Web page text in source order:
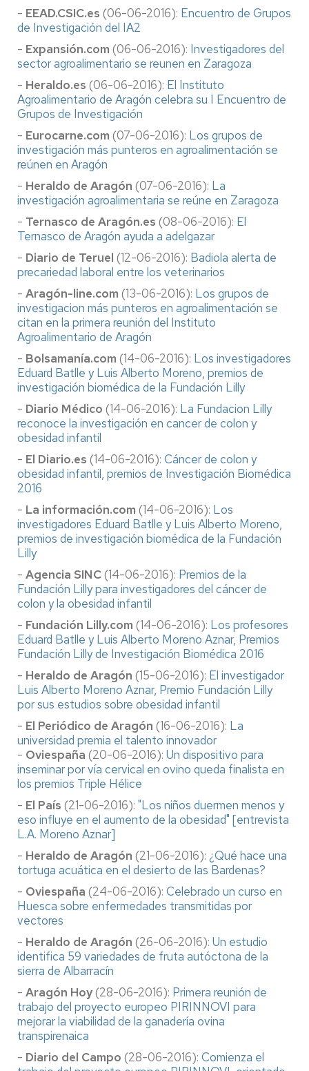
- EEAD.CSIC.es (06-06-2016): Encuentro de Grupos
de Investigación del IA2
- Expansión.com (06-06-2016): Investigadores del
sector agroalimentario se reunen en Zaragoza
- Heraldo.es (06-06-2016): El Instituto
Agroalimentario de Aragón celebra su I Encuentro de
Grupos de Investigación
- Eurocarne.com (07-06-2016): Los grupos de
investigación más punteros en agroalimentación se
reúnen en Aragón
- Heraldo de Aragón (07-06-2016): La
investigación agroalimentaria se reúne en Zaragoza
- Ternasco de Aragón.es (08-06-2016): El
Ternasco de Aragón ayuda a adelgazar
- Diario de Teruel (12-06-2016): Badiola alerta de
precariedad laboral entre los veterinarios
- Aragón-line.com (13-06-2016): Los grupos de
investigacion más punteros en agroalimentación se
citan en la primera reunión del Instituto
Agroalimentario de Aragón
- Bolsamanía.com (14-06-2016): Los investigadores
Eduard Batlle y Luis Alberto Moreno, premios de
investigación biomédica de la Fundación Lilly
- Diario Médico (14-06-2016): La Fundacion Lilly
reconoce la investigación en cancer de colon y
obesidad infantil
- El Diario.es (14-06-2016): Cáncer de colon y
obesidad infantil, premios de Investigación Biomédica
2016
- La información.com (14-06-2016): Los
investigadores Eduard Batlle y Luis Alberto Moreno,
premios de investigación biomédica de la Fundación
Lilly
- Agencia SINC(14-06-2016): Premios de la
Fundación Lilly para investigadores del cáncer de
colon y la obesidad infantil
- Fundación Lilly.com (14-06-2016): Los profesores
Eduard Batlle y Luis Alberto Moreno Aznar, Premios
Fundación Lilly de Investigación Biomédica 2016
- Heraldo de Aragón (15-06-2016): El investigador
Luis Alberto Moreno Aznar, Premio Fundación Lilly
por sus estudios sobre obesidad infantil
- El Periódico de Aragón (16-06-2016): La
universidad premia el talento innovador
- Oviespaña (20-06-2016): Un dispositivo para
inseminar por vía cervical en ovino queda finalista en
los premios Triple Hélice
- El País (21-06-2016): "Los niños duermen menos y
eso influye en el aumento de la obesidad" [entrevista
L.A. Moreno Aznar]
- Heraldo de Aragón (21-06-2016): ¿Qué hace una
tortuga acuática en el desierto de las Bardenas?
- Oviespaña (24-06-2016): Celebrado un curso en
Huesca sobre enfermedades transmitidas por
vectores
- Heraldo de Aragón (26-06-2016): Un estudio
identifica 59 variedades de fruta autóctona de la
sierra de Albarracín
- Aragón Hoy(28-06-2016): Primera reunión de
trabajo del proyecto europeo PIRINNOVI para
mejorar la viabilidad de la ganadería ovina
transpirenaica
- Diario del Campo (28-06-2016): Comienza el